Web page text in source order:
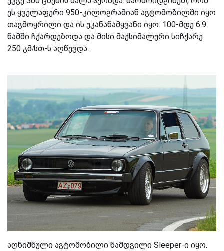
ეს ყველაფერი 950-კილოგრამიან ავტომობილში იყო
თავმოყრილი და ის უკანაწამყვანი იყო. 100-მდე 6.9
წამში ჩქარდებოდა და მისი მაქსიმალური სიჩქარე
250 კმ/სთ-ს აღწევდა.
აღნიშნული ავტომობილი ნამდვილი Sleeper-ი იყო.